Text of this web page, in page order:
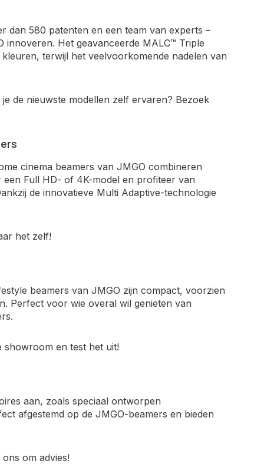
dan 580 patenten en een team van experts –
innoveren. Het geavanceerde MALC™ Triple
terwijl het veelvoorkomende nadelen van
de nieuwste modellen zelf ervaren? Bezoek
cinema beamers van JMGO combineren
een Full HD- of 4K-model en profiteer van
de innovatieve Multi Adaptive-technologie
het zelf!
beamers van JMGO zijn compact, voorzien
Perfect voor wie overal wil genieten van
showroom en test het uit!
aan, zoals speciaal ontworpen
afgestemd op de JMGO-beamers en bieden
om advies!